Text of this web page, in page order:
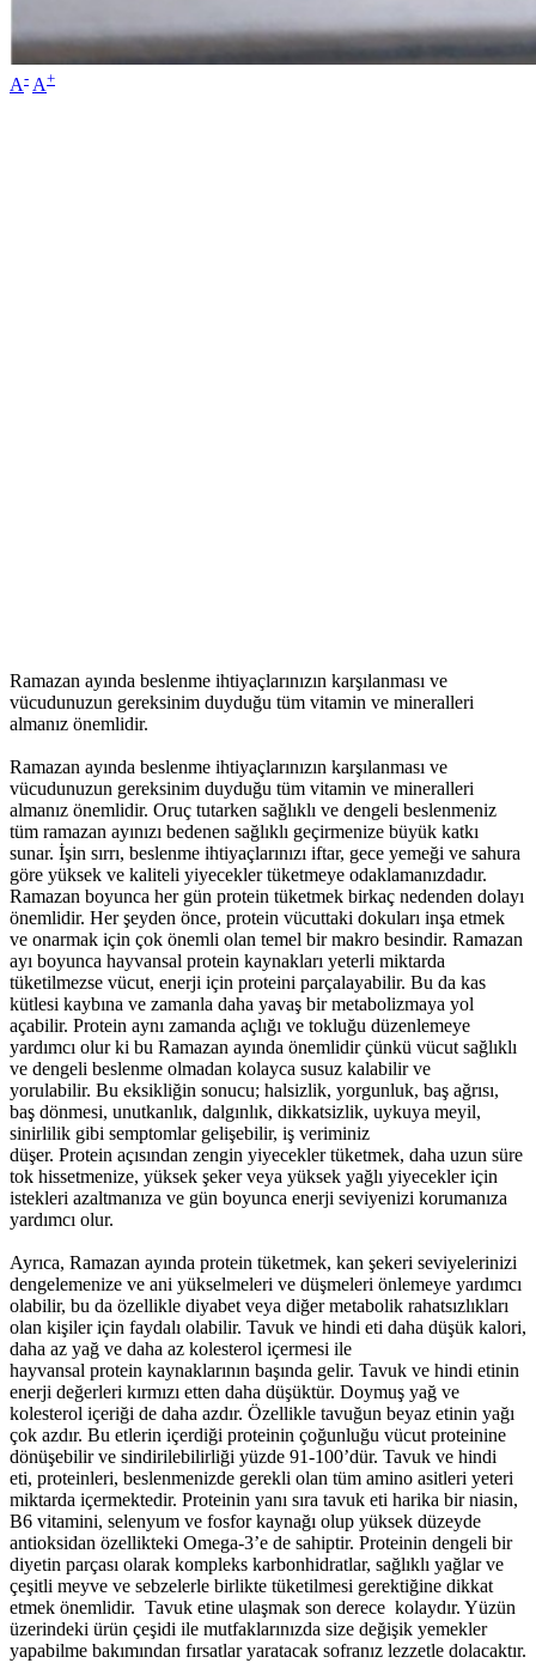
A- A+
Ramazan ayında beslenme ihtiyaçlarınızın karşılanması ve
vücudunuzun gereksinim duyduğu tüm vitamin ve mineralleri
almanız önemlidir.
Ramazan ayında beslenme ihtiyaçlarınızın karşılanması ve
vücudunuzun gereksinim duyduğu tüm vitamin ve mineralleri
almanız önemlidir. Oruç tutarken sağlıklı ve dengeli beslenmeniz
tüm ramazan ayınızı bedenen sağlıklı geçirmenize büyük katkı
sunar. İşin sırrı, beslenme ihtiyaçlarınızı iftar, gece yemeği ve sahura
göre yüksek ve kaliteli yiyecekler tüketmeye odaklamanızdadır.
Ramazan boyunca her gün protein tüketmek birkaç nedenden dolayı
önemlidir. Her şeyden önce, protein vücuttaki dokuları inşa etmek
ve onarmak için çok önemli olan temel bir makro besindir. Ramazan
ayı boyunca hayvansal protein kaynakları yeterli miktarda
tüketilmezse vücut, enerji için proteini parçalayabilir. Bu da kas
kütlesi kaybına ve zamanla daha yavaş bir metabolizmaya yol
açabilir. Protein aynı zamanda açlığı ve tokluğu düzenlemeye
yardımcı olur ki bu Ramazan ayında önemlidir çünkü vücut sağlıklı
ve dengeli beslenme olmadan kolayca susuz kalabilir ve
yorulabilir. Bu eksikliğin sonucu; halsizlik, yorgunluk, baş ağrısı,
baş dönmesi, unutkanlık, dalgınlık, dikkatsizlik, uykuya meyil,
sinirlilik gibi semptomlar gelişebilir, iş veriminiz
düşer. Protein açısından zengin yiyecekler tüketmek, daha uzun süre
tok hissetmenize, yüksek şeker veya yüksek yağlı yiyecekler için
istekleri azaltmanıza ve gün boyunca enerji seviyenizi korumanıza
yardımcı olur.
Ayrıca, Ramazan ayında protein tüketmek, kan şekeri seviyelerinizi
dengelemenize ve ani yükselmeleri ve düşmeleri önlemeye yardımcı
olabilir, bu da özellikle diyabet veya diğer metabolik rahatsızlıkları
olan kişiler için faydalı olabilir. Tavuk ve hindi eti daha düşük kalori,
daha az yağ ve daha az kolesterol içermesi ile
hayvansal protein kaynaklarının başında gelir. Tavuk ve hindi etinin
enerji değerleri kırmızı etten daha düşüktür. Doymuş yağ ve
kolesterol içeriği de daha azdır. Özellikle tavuğun beyaz etinin yağı
çok azdır. Bu etlerin içerdiği proteinin çoğunluğu vücut proteinine
dönüşebilir ve sindirilebilirliği yüzde 91-100’dür. Tavuk ve hindi
eti, proteinleri, beslenmenizde gerekli olan tüm amino asitleri yeteri
miktarda içermektedir. Proteinin yanı sıra tavuk eti harika bir niasin,
B6 vitamini, selenyum ve fosfor kaynağı olup yüksek düzeyde
antioksidan özellikteki Omega-3’e de sahiptir. Proteinin dengeli bir
diyetin parçası olarak kompleks karbonhidratlar, sağlıklı yağlar ve
çeşitli meyve ve sebzelerle birlikte tüketilmesi gerektiğine dikkat
etmek önemlidir. Tavuk etine ulaşmak son derece kolaydır. Yüzün
üzerindeki ürün çeşidi ile mutfaklarınızda size değişik yemekler
yapabilme bakımından fırsatlar yaratacak sofranız lezzetle dolacaktır.